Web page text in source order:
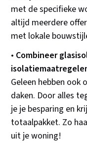
met de specifieke
altijd meerdere
met lokale
• Combineer
Geleen hebben ook
daken. Door alles
je je besparing en
totaalpakket. Zo
uit je woning!